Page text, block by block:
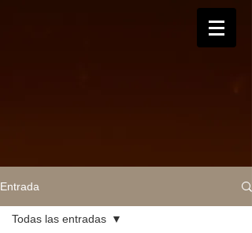
Entrada
Todas las entradas